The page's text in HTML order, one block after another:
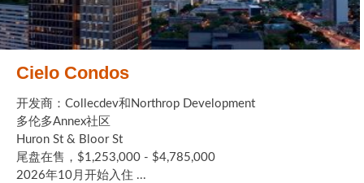
旺市楼花项目
万锦楼花项目
新居民
新移民指南
留学生指南
Cielo Condos
开发商：Collecdev和Northrop Development
多伦多Annex社区
Huron St & Bloor St
尾盘在售，$1,253,000 - $4,785,000
2026年10月开始入住 ...